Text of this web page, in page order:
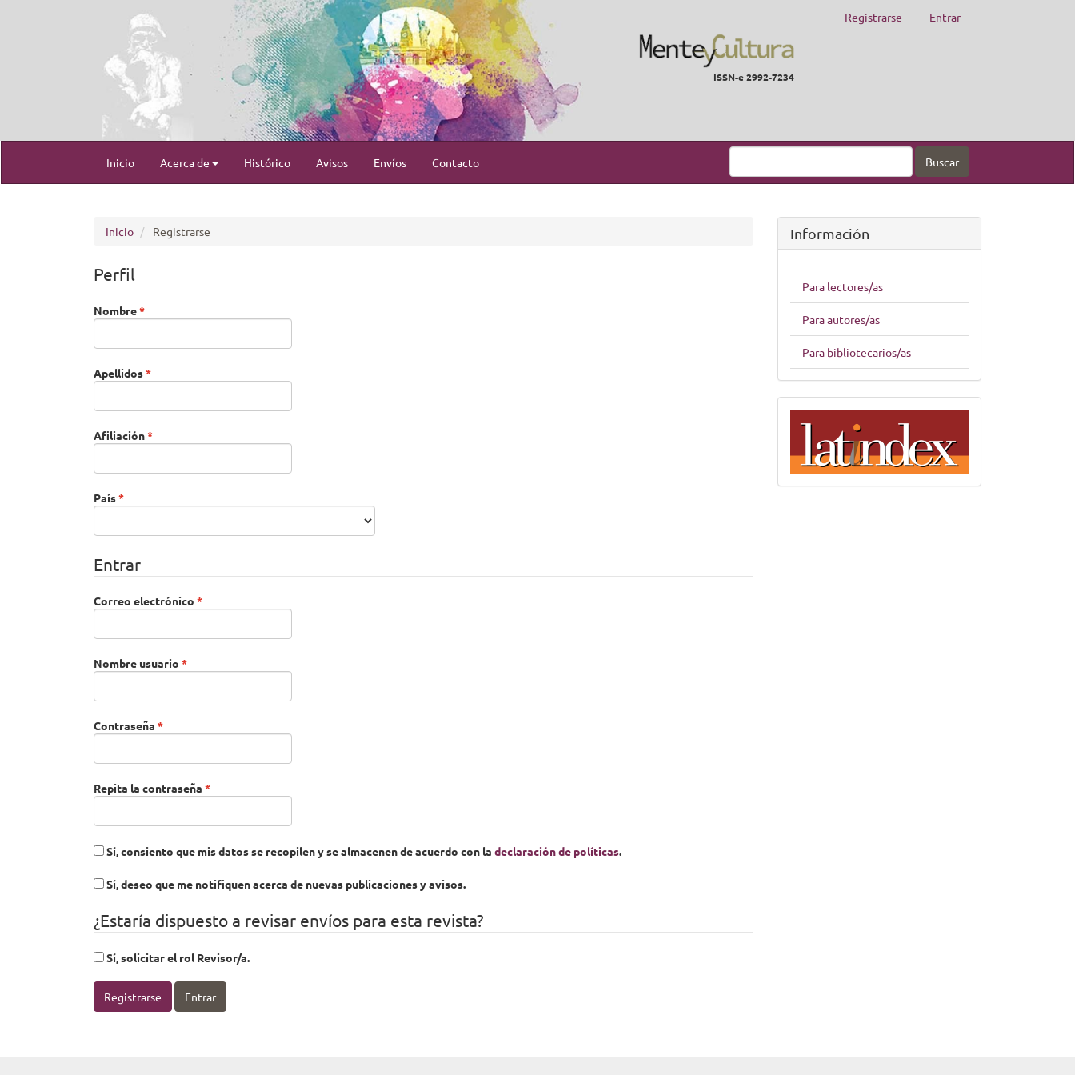
Registrarse Entrar
ISSN-e 2992-7234
Inicio Acerca de Histórico Avisos Envíos Contacto Buscar
Inicio Registrarse
Perfil
Nombre*Obligatorio
Apellidos*Obligatorio
Afiliación*Obligatorio
País*Obligatorio
Entrar
Correo electrónico *Obligatorio
Nombre usuario *Obligatorio
Contraseña *Obligatorio
Repita la contraseña *Obligatorio
Sí, consiento que mis datos se recopilen y se almacenen de acuerdo con la declaración de políticas.
Sí, deseo que me notifiquen acerca de nuevas publicaciones y avisos.
¿Estaría dispuesto a revisar envíos para esta revista?
Sí, solicitar el rol Revisor/a.
Registrarse Entrar
Información
Para lectores/as
Para autores/as
Para bibliotecarios/as
indices